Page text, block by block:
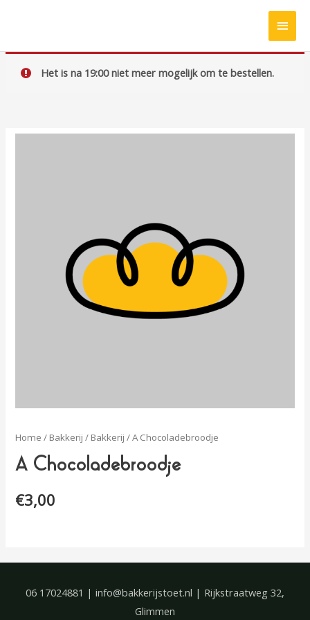
inhoud
Het is na 19:00 niet meer mogelijk om te bestellen.
Home / Bakkerij / Bakkerij / A Chocoladebroodje
A Chocoladebroodje
€3,00
06 17024881 | info@bakkerijstoet.nl | Rijkstraatweg 32,
Glimmen